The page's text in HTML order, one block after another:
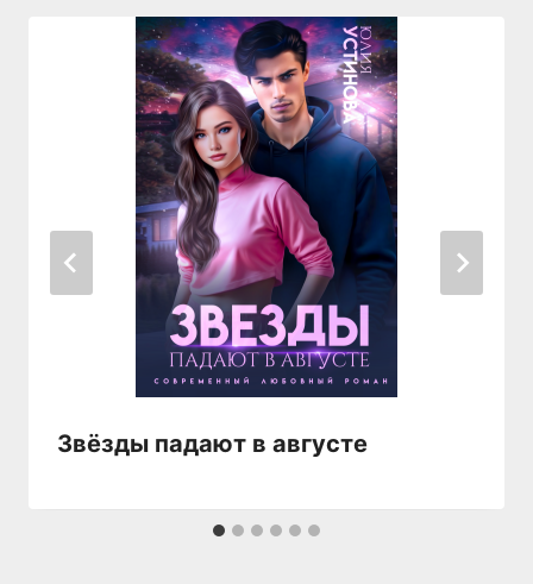
Звёзды падают в августе